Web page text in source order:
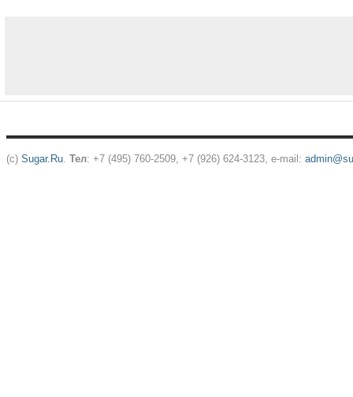
(c) Sugar.Ru. Тел: +7 (495) 760-2509, +7 (926) 624-3123, e-mail: